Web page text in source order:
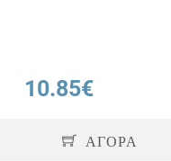
10.85€
ΑΓΟΡΑ